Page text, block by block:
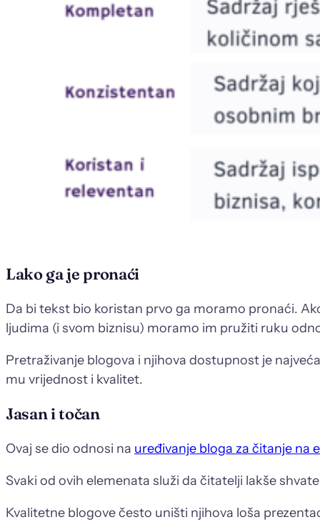
Lako ga je pronaći
Da bi tekst bio koristan prvo ga moramo pronaći.
ljudima (i svom biznisu) moramo im pružiti ruku
Pretraživanje blogova i njihova dostupnost je
mu vrijednost i kvalitet.
Jasan i točan
Ovaj se dio odnosi na uređivanje bloga za čitanje na
Svaki od ovih elemenata služi da čitatelji lakše
Kvalitetne blogove često uništi njihova loša